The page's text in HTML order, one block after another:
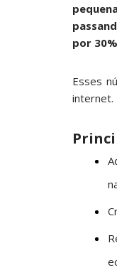
por
Esses
internet.